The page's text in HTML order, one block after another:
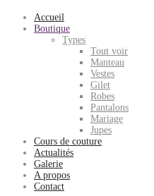
Accueil
Boutique
Types
Tout voir
Manteau
Vestes
Gilet
Robes
Pantalons
Mariage
Jupes
Cours de couture
Actualités
Galerie
A propos
Contact